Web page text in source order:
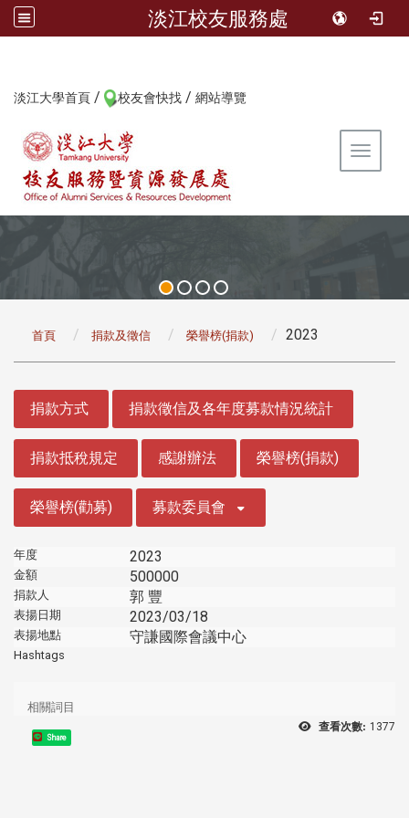
淡江校友服務處
淡江大學首頁 / 校友會快找 / 網站導覽
Toggle
首頁 捐款及徵信 榮譽榜(捐款) 2023
捐款方式 捐款徵信及各年度募款情況統計
捐款抵稅規定 感謝辦法 榮譽榜(捐款)
榮譽榜(勸募) 募款委員會
年度 2023
金額 500000
捐款人 郭 豐
表揚日期 2023/03/18
表揚地點 守謙國際會議中心
Hashtags
相關詞目
查看次數: 1377
Share